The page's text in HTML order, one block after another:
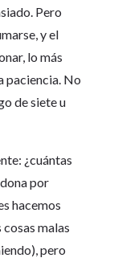
Pero
y el
lo más
paciencia. No
de siete u
¿cuántas
por
hacemos
cosas malas
pero